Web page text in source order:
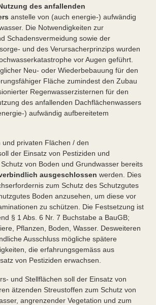
des anfallenden
anstelle von (auch energie-) aufwändig
Die Notwendigkeiten zur
Schadensvermeidung sowie der
und des Verursacherprinzips wurden
vor Augen geführt.
Neu- oder Wiederbebauung für den
Fläche zumindest den Zubau
Regenwasserzisternen für den
des anfallenden Dachflächenwassers
) aufwändig aufbereitetem
und privaten Flächen / den
der Einsatz von Pestiziden und
von Boden und Grundwasser bereits
ausgeschlossen werden. Dies
zum Schutz des Schutzgutes
Boden anzusehen, um diese vor
zu schützen. Die Festsetzung ist
§ 1 Abs. 6 Nr. 7 Buchstabe a BauGB;
Pflanzen, Boden, Wasser. Desweiteren
Ausschluss mögliche spätere
die erfahrungsgemäss aus
von Pestiziden erwachsen.
und Stellflächen soll der Einsatz von
ätzenden Streustoffen zum Schutz von
angrenzender Vegetation und zum